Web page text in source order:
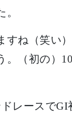
すね（笑い
。（初の）
レースでGI